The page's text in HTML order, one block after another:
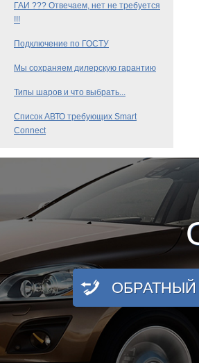
ГАИ ??? Отвечаем, нет не требуется
!!!
Подключение по ГОСТУ
Мы сохраняем дилерскую гарантию
Типы шаров и что выбрать...
Список АВТО требующих Smart
Connect